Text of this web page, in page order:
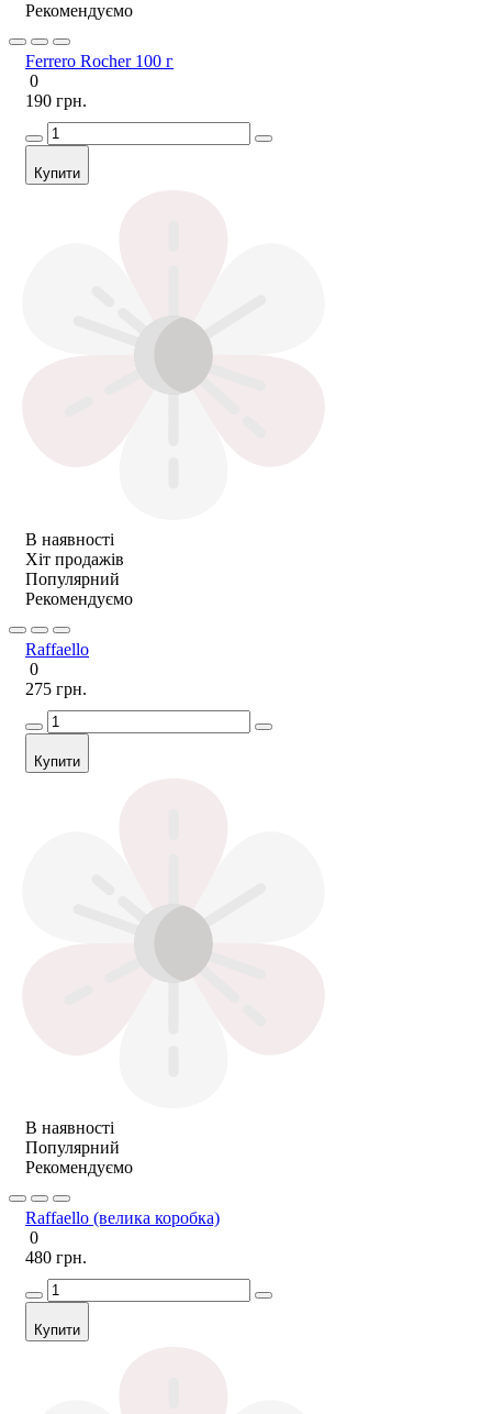
Рекомендуємо
Ferrero Rocher 100 г
0
190 грн.
Купити
В наявності
Хіт продажів
Популярний
Рекомендуємо
Raffaello
0
275 грн.
Купити
В наявності
Популярний
Рекомендуємо
Raffaello (велика коробка)
0
480 грн.
Купити